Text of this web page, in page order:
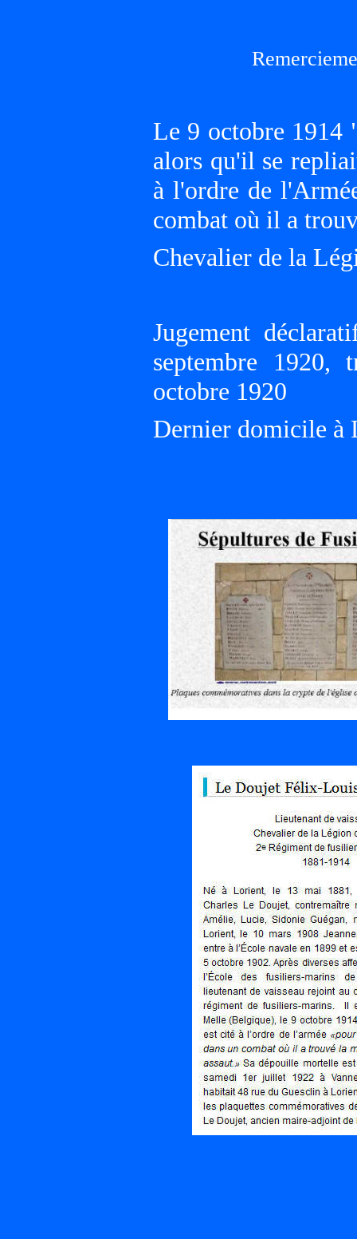
Le 9 octobre 1914
alors qu'il se
à l'ordre de
combat où il a
Chevalier de la
Jugement
septembre 1920,
octobre 1920
Dernier domicile à